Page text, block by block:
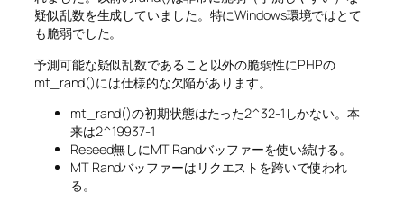
疑似乱数を生成していました。特にWindows環境ではとて
も脆弱でした。
予測可能な疑似乱数であること以外の脆弱性にPHPの
mt_rand()には仕様的な欠陥があります。
mt_rand()の初期状態はたった2^32-1しかない。本
来は2^19937-1
Reseed無しにMT Randバッファーを使い続ける。
MT Randバッファーはリクエストを跨いで使われ
る。